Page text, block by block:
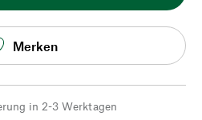
Merken
in 2-3 Werktagen